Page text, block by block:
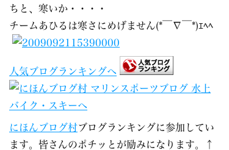
ちと、寒いか・・・・
チームあひるは寒さにめげません(*￣∇￣*)ｴﾍﾍ
人気ブログランキングへ
にほんブログ村ブログランキングに参加してい
ます。皆さんのポチッとが励みになります。↑